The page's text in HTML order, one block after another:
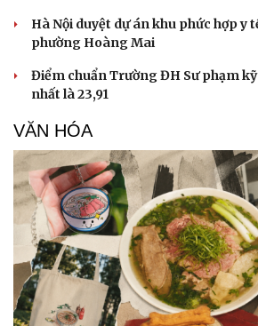
Sức khỏe
Dinh dưỡng - món ngon
Cây thuốc
Sản phụ khoa
Nhi khoa
Nam khoa
Làm đẹp - giảm cân
Phòng mạch online
Đời sống
Nhà
Blog
Tình
Hà Nội duyệt dự án khu phức hợp y
phường Hoàng Mai
Điểm chuẩn Trường ĐH Sư phạm
nhất là 23,91
VĂN HÓA